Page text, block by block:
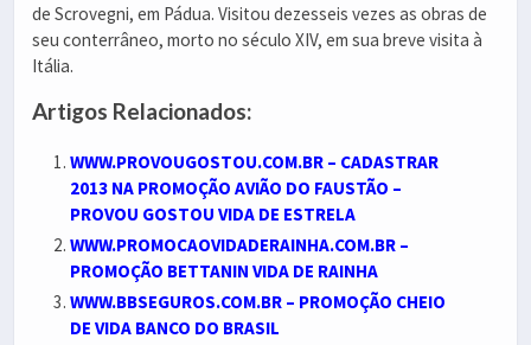
de Scrovegni, em Pádua. Visitou dezesseis vezes as obras de
seu conterrâneo, morto no século XIV, em sua breve visita à
Itália.
Artigos Relacionados:
WWW.PROVOUGOSTOU.COM.BR – CADASTRAR
2013 NA PROMOÇÃO AVIÃO DO FAUSTÃO –
PROVOU GOSTOU VIDA DE ESTRELA
WWW.PROMOCAOVIDADERAINHA.COM.BR –
PROMOÇÃO BETTANIN VIDA DE RAINHA
WWW.BBSEGUROS.COM.BR – PROMOÇÃO CHEIO
DE VIDA BANCO DO BRASIL